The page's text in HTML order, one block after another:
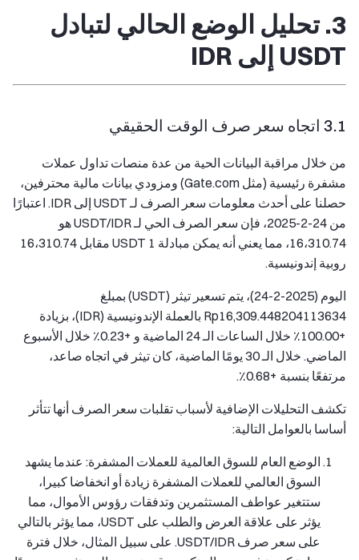
3. تحليل الوضع الحالي لتبادل
USDT إلى IDR
3.1 اتجاه سعر صرف الوقت الحقيقي
من خلال مراقبة البيانات الحية من عدة منصات تداول عملات
مشفرة رئيسية (مثل Gate.com) ومزودي بيانات مالية محترفين،
حصلنا على أحدث معلومات سعر الصرف لـ USDT إلى IDR. اعتبارًا
من 24-2-2025، فإن سعر الصرف الحي لـ USDT/IDR هو
16،310.74، مما يعني أنه يمكن مبادلة 1 USDT مقابل 16،310.74
روبية إندونيسية.
اليوم (2025-2-24)، يتم تسعير تيثر (USDT) بمبلغ
Rp16,309.448204113634 بالعملة الإندونيسية (IDR)، بزيادة
+100.00٪ خلال الساعات الـ 24 الماضية و +0.23٪ خلال الأسبوع
الماضي. خلال الـ 30 يومًا الماضية، كان تيثر في اتجاه صاعد،
مرتفعًا بنسبة +0.68٪.
تكشف التحليلات الإضافية لأسباب تقلبات سعر الصرف أنها تتأثر
أساسا بالعوامل التالية:
الوضع العام للسوق العالمية للعملات المشفرة: عندما يشهد
السوق العالمي للعملات المشفرة زيادة أو انخفاضا كبيرا،
ستتغير عواطف المستثمرين وتدفقات رؤوس الأموال، مما
يؤثر على علاقة العرض والطلب على USDT، مما يؤثر بالتالي
على سعر صرف USDT/IDR. على سبيل المثال، خلال فترة